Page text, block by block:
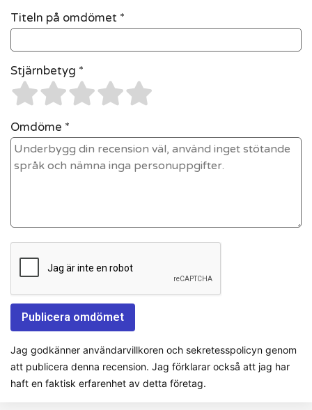
Titeln på omdömet *
Stjärnbetyg *
Omdöme *
Jag godkänner användarvillkoren och sekretesspolicyn genom
att publicera denna recension. Jag förklarar också att jag har
haft en faktisk erfarenhet av detta företag.